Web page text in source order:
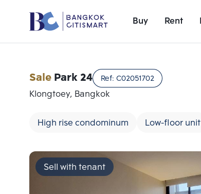
Buy Rent
SalePark 24 Ref: C02051702
Klongtoey, Bangkok
High rise condominum Low-floor unit
Sell with tenant
Add comparative units